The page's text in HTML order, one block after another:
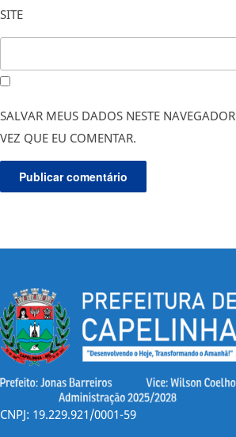
SITE
SALVAR MEUS DADOS NESTE
VEZ QUE EU COMENTAR.
CNPJ: 19.229.921/0001-59